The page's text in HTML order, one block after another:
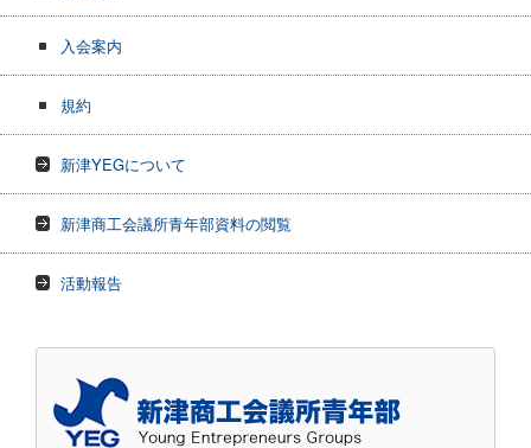
入会案内
規約
新津YEGについて
新津商工会議所青年部資料の閲覧
活動報告